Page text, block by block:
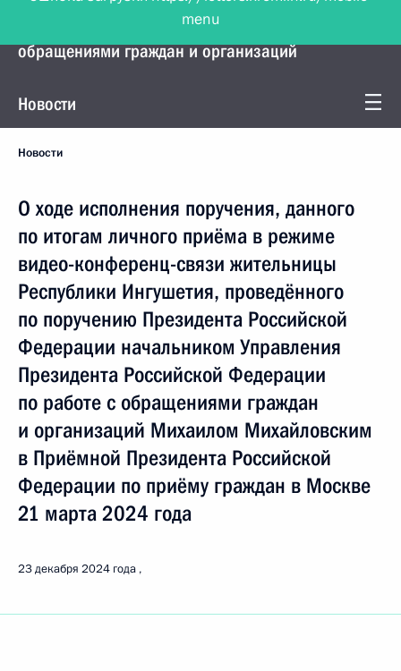
Управление Президента по работе с
обращениями граждан и организаций
Новости
Новости
О ходе исполнения поручения, данного
по итогам личного приёма в режиме
видео-конференц-связи жительницы
Республики Ингушетия, проведённого
по поручению Президента Российской
Федерации начальником Управления
Президента Российской Федерации
по работе с обращениями граждан
и организаций Михаилом Михайловским
в Приёмной Президента Российской
Федерации по приёму граждан в Москве
21 марта 2024 года
23 декабря 2024 года
menu